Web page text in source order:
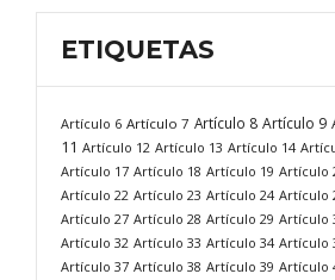
ETIQUETAS
Artículo 6 Artículo 7 Artículo 8 Artículo 9
11 Artículo 12 Artículo 13 Artículo 14
Artículo 17 Artículo 18 Artículo 19 Artículo
Artículo 22 Artículo 23 Artículo 24 Artículo
Artículo 27 Artículo 28 Artículo 29 Artículo
Artículo 32 Artículo 33 Artículo 34 Artículo
Artículo 37 Artículo 38 Artículo 39 Artículo